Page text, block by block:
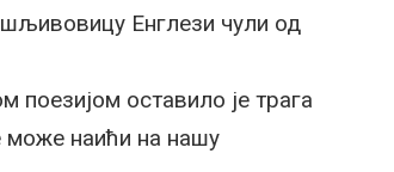
Енглези чули од
поезијом оставило је трага
може наићи на нашу